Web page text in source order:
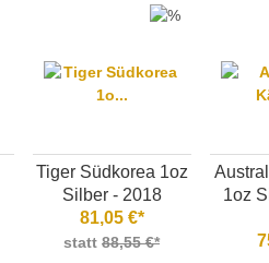
Tiger Südkorea 1oz
Silber - 2018
81,05 €*
statt 88,55 €*
1oz